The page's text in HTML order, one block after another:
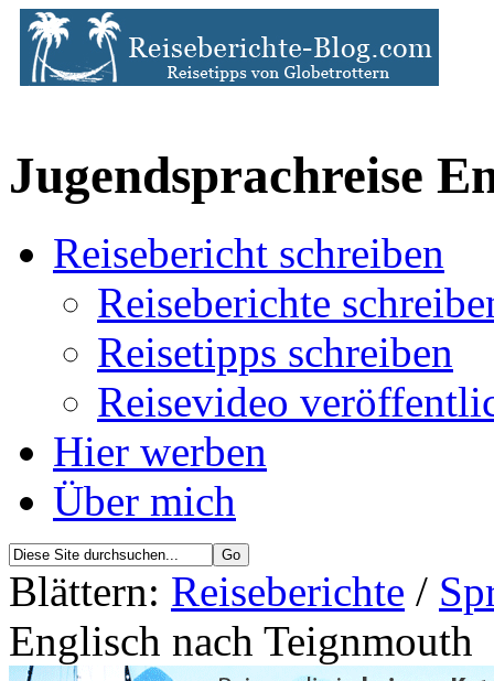
Jugendsprachreise
Reisebericht schreiben
Reiseberichte
Reisetipps schreiben
Reisevideo
Hier werben
Über mich
Blättern: Reiseberichte /
Englisch nach Teignmouth